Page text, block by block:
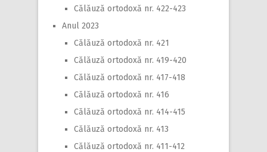
Călăuză ortodoxă nr. 422-423
Anul 2023
Călăuză ortodoxă nr. 421
Călăuză ortodoxă nr. 419-420
Călăuză ortodoxă nr. 417-418
Călăuză ortodoxă nr. 416
Călăuză ortodoxă nr. 414-415
Călăuză ortodoxă nr. 413
Călăuză ortodoxă nr. 411-412